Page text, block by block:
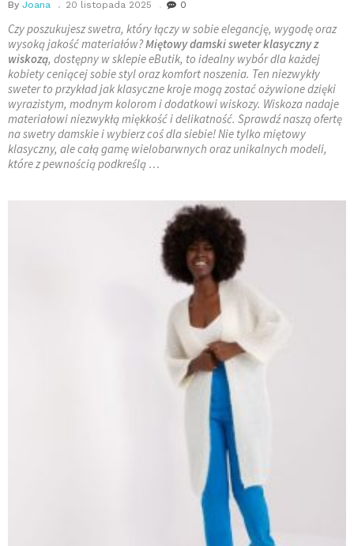
By Joana 20 listopada 2025 0
Czy poszukujesz swetra, który łączy w sobie elegancję, wygodę oraz
wysoką jakość materiałów?Miętowy damski sweter klasyczny z
wiskozą, dostępny w sklepie eButik, to idealny wybór dla każdej
kobiety ceniącej sobie styl oraz komfort noszenia. Ten niezwykły
sweter to przykład jak klasyczne kroje mogą zostać ożywione dzięki
wyrazistym, modnym kolorom i dodatkowi wiskozy. Wiskoza nadaje
materiałowi niezwykłą miękkość i delikatność. Sprawdź naszą ofertę
na swetry damskie i wybierz coś dla siebie! Nie tylko miętowy
klasyczny, ale całą gamę wielobarwnych oraz unikalnych modeli,
które z pewnością podkreślą …